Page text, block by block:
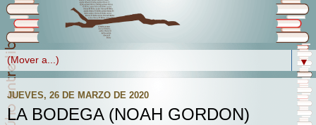
▼
JUEVES, 26 DE MARZO DE 2020
LA BODEGA (NOAH GORDON)